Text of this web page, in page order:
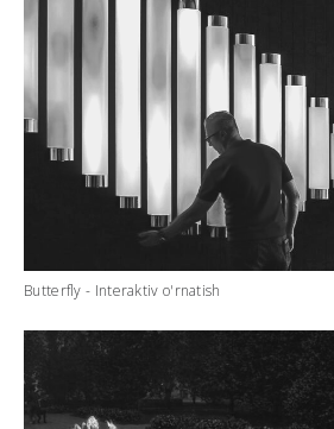
Butterfly - Interaktiv o'rnatish